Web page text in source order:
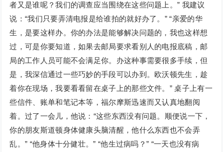
者又是谁呢？我们的调查应当围绕在这些问题上。” 我建议
说：“我们只要弄清电报是给谁拍的就好办了。” “亲爱的华
生，是要这样办。你的办法是能够解决问题的，我也这样想
过，可是你要知道，如果去邮局要求看别人的电报底稿，邮
局的工作人员可能不会满足你。办这种事需要很多手续，但
是，我深信通过一些巧妙的手段可以办到。欧沃顿先生，趁
着你在现场，我要看看留在桌子上的那些文件。” 桌子上有一
些信件、账单和笔记本等，福尔摩斯迅速而又认真地翻阅
着。过了一会儿，他说：“这些东西没有问题。顺便说一下，
你的朋友斯道顿身体健康头脑清醒，他什么东西也不会弄
乱。” “他身体十分健壮。” “他生过病吗？” “一天也没有病